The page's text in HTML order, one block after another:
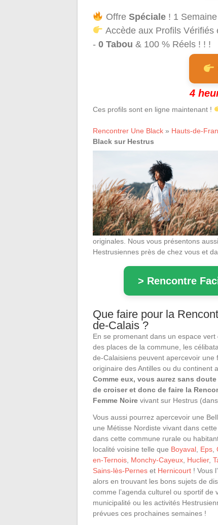
Offre Spéciale! 1 Semaine
Accède aux Profils
- 0 Tabou & 100 % Réels ! ! !
4
Ces profils sont en ligne maintenant !
Rencontrer Une Black » Hauts-de-
Black sur Hestrus
originales. Nous vous présentons
Hestrusiennes près de chez vous et
> Rencontre
Que faire pour la
de-Calais ?
En se promenant dans un espace vert
des places de la commune, les
de-Calaisiens peuvent apercevoir une
originaire des Antilles ou du continent
Comme eux, vous aurez sans
de croiser et donc de faire la
Femme Noire vivant sur Hestrus (dans
Vous aussi pourrez apercevoir une
une Métisse Nordiste vivant dans
dans cette commune rurale ou
localité voisine telle que Boyaval Eps
en-Ternois Monchy-Cayeux Huclier,
Sains-lès-Pernes et Hernicourt ! Vous
alors en trouvant les bons sujets de
comme l’agenda culturel ou sportif de
municipalité ou les activités
prévues ces prochaines semaines !